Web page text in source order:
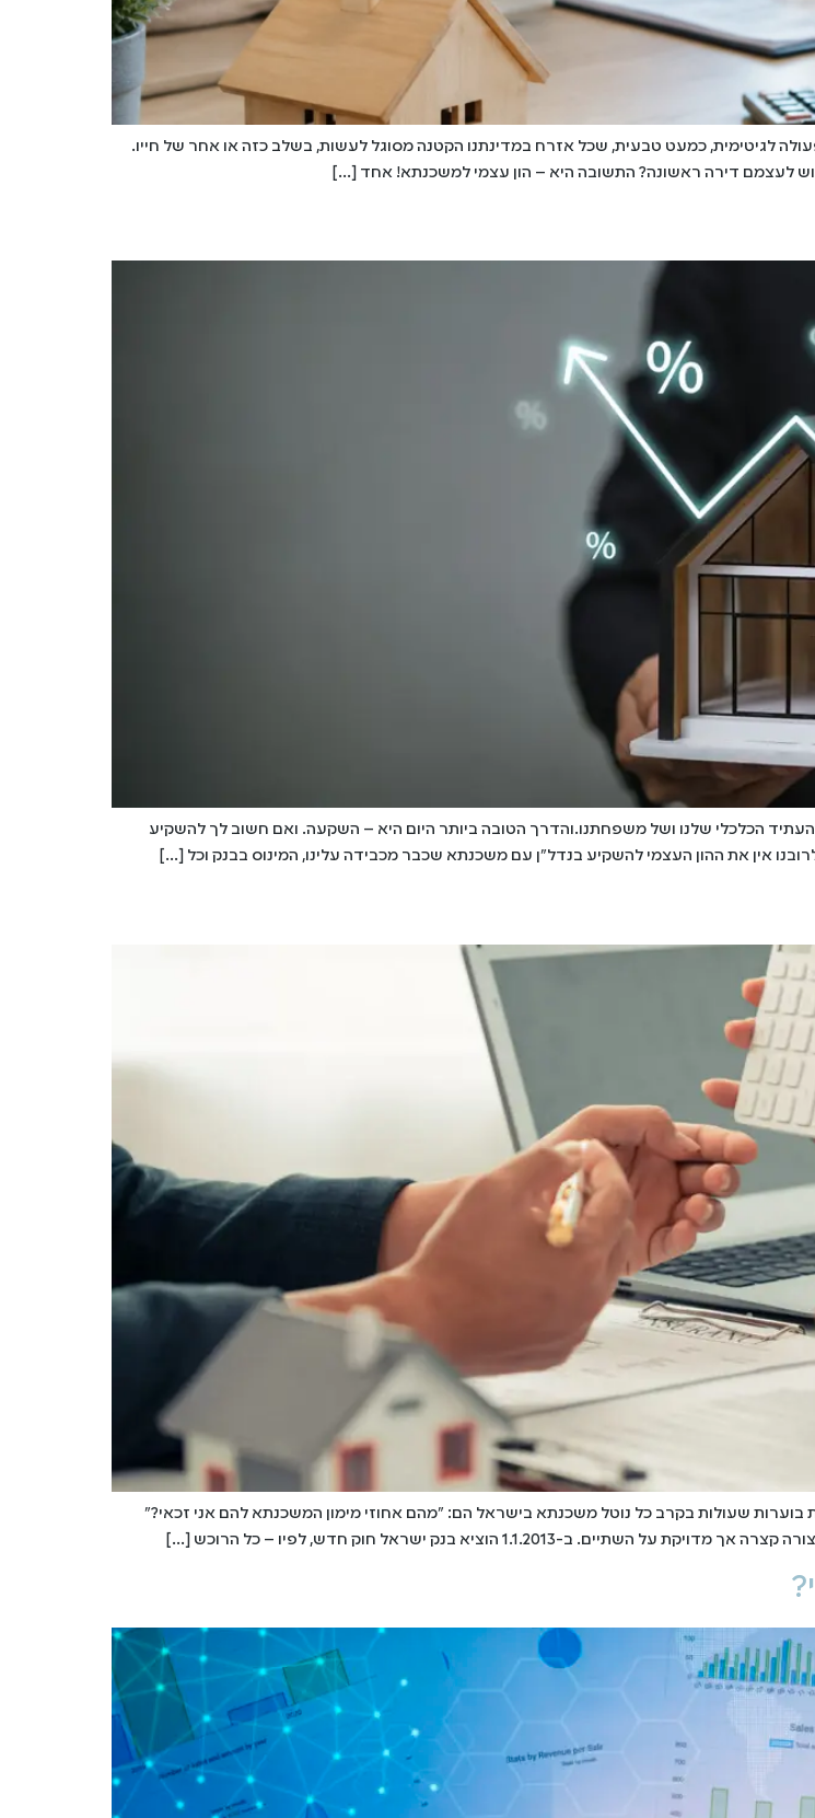
לגיטימית, כמעט טבעית, שכל אזרח במדינתנו הקטנה מסוגל לעשות, בשלב כזה או אחר של חייו.
לעצמם דירה ראשונה? התשובה היא – הון עצמי למשכנתא! אחד […]
הכלכלי שלנו ושל משפחתנו.והדרך הטובה ביותר היום היא – השקעה. ואם חשוב לך להשקיע
אין את ההון העצמי להשקיע בנדל"ן עם משכנתא שכבר מכבידה עלינו, המינוס בבנק וכל […]
שעולות בקרב כל נוטל משכנתא בישראל הם: "מהם אחוזי מימון המשכנתא להם אני זכאי?"
הוציא בנק ישראל חוק חדש, לפיו – כל הרוכש […]